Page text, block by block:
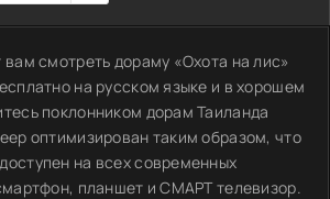
вам смотреть дораму «Охота на лис»
на русском языке и в хорошем
поклонником дорам Таиланда
оптимизирован таким образом, что
на всех современных
планшет и СМАРТ телевизор.